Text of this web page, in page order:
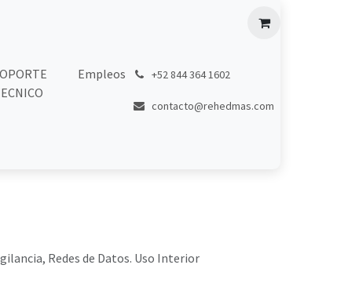
Empleos +52 844 364 1602
contacto@rehedmas.com
Redes de Datos. Uso Interior